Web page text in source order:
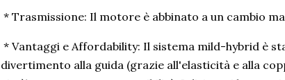
* Trasmissione: Il motore è abbinato a un cambio
* Vantaggi e Affordability: Il sistema mild-hybrid è
divertimento alla guida (grazie all'elasticità e alla